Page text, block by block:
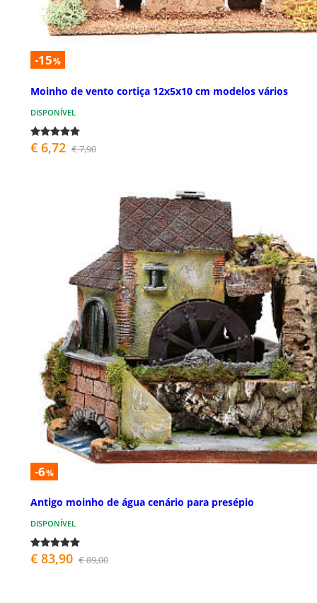
-15%
Moinho de vento cortiça 12x5x10 cm modelos vários
DISPONÍVEL
€ 6,72 € 7,90
-6%
Antigo moinho de água cenário para presépio
DISPONÍVEL
€ 83,90 € 89,00